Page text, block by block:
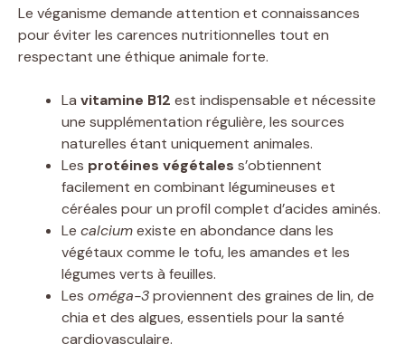
Le véganisme demande attention et connaissances
pour éviter les carences nutritionnelles tout en
respectant une éthique animale forte.
La vitamine B12 est indispensable et nécessite
une supplémentation régulière, les sources
naturelles étant uniquement animales.
Les protéines végétales s’obtiennent
facilement en combinant légumineuses et
céréales pour un profil complet d’acides aminés.
Le calciumexiste en abondance dans les
végétaux comme le tofu, les amandes et les
légumes verts à feuilles.
Les oméga-3proviennent des graines de lin, de
chia et des algues, essentiels pour la santé
cardiovasculaire.